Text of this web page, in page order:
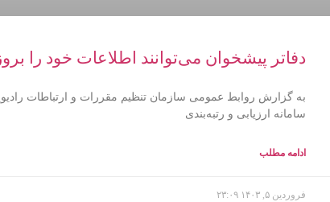
دفاتر پیشخوان می‌توانند اطلاعات خود را
به گزارش روابط عمومی سازمان تنظیم مقررات و ارتباطات
سامانه ارزیابی و رتبه‌بندی
ادامه مطلب
فروردین ۵, ۱۴۰۳ ۲۳:۰۹